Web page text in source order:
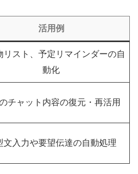
活用例
リスト、予定リマインダーの自
動化
チャット内容の復元・再活用
文入力や要望伝達の自動処理